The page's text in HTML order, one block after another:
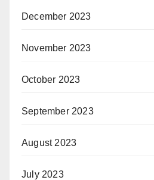
December 2023
November 2023
October 2023
September 2023
August 2023
July 2023